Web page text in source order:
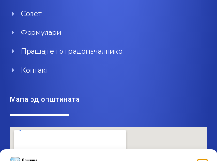
Совет
Формулари
Прашајте го градоначалникот
Контакт
Мапа од општината